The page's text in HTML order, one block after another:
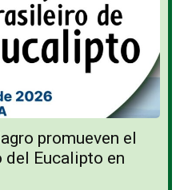
promueven el
del Eucalipto en